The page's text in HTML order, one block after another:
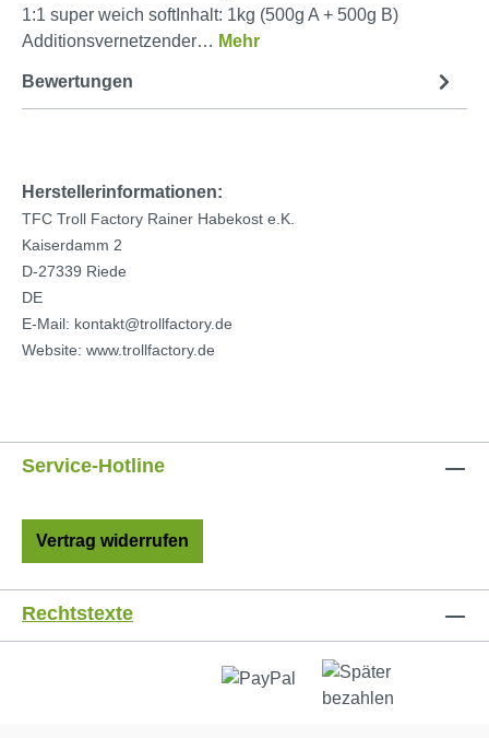
1:1 super weich softInhalt: 1kg (500g A + 500g B)
Additionsvernetzender… Mehr
Bewertungen
Herstellerinformationen:
TFC Troll Factory Rainer Habekost e.K.
Kaiserdamm 2
D-27339 Riede
DE
E-Mail: kontakt@trollfactory.de
Website: www.trollfactory.de
Service-Hotline
Vertrag widerrufen
Rechtstexte